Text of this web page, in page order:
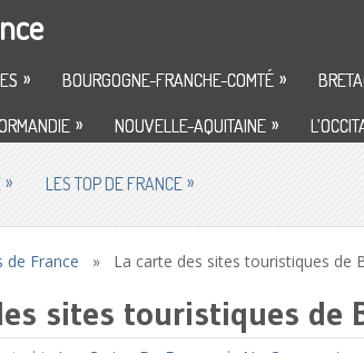
» BOURGOGNE-FRANCHE-COMTÉ »
» NOUVELLE-AQUITAINE »
» LES TOP DE FRANCE »
de France » La carte des sites touristiques de
sites touristiques de